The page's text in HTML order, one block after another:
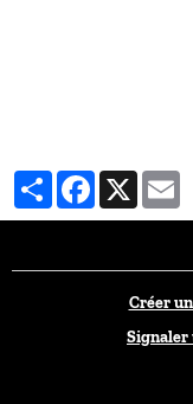
PartagerFacebook
X
Créer
Signaler